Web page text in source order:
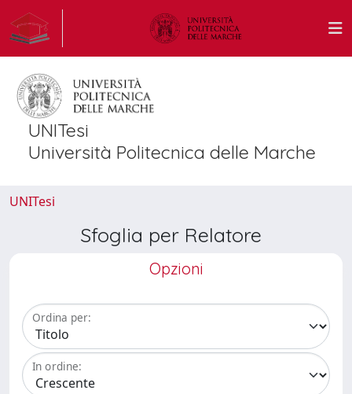
UNITesi
Università Politecnica delle Marche
UNITesi
Sfoglia per Relatore
Opzioni
Ordina per:
In ordine: